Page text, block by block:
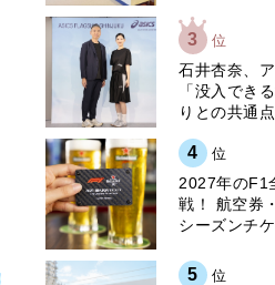
3 位
石井杏奈、
「没入でき
りとの共通点
4 位
2027年のF1
戦！ 航空券
シーズンチ
5 位